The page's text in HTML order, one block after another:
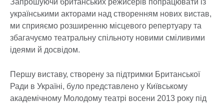
Запрошуючи британських режисерів попрацювати із
українськими акторами над створенням нових вистав,
ми сприяємо розширенню місцевого репертуару та
збагачуємо театральну спільноту новими сміливими
ідеями й досвідом.
Першу виставу, створену за підтримки Британської
Ради в Україні, було представлено у Київському
академічному Молодому театрі восени 2013 року під